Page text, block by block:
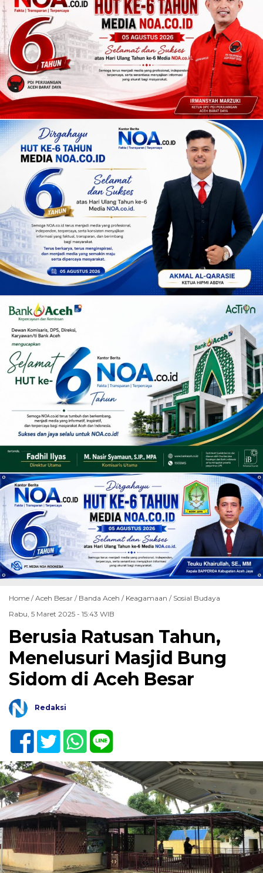
Home /Aceh Besar / Banda Aceh / Keagamaan / Sosial Budaya
Rabu, 5 Maret 2025 - 15:43 WIB
Berusia Ratusan Tahun,
Menelusuri Masjid Bung
Sidom di Aceh Besar
Redaksi